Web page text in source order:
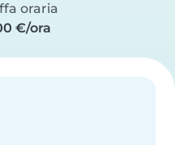
oraria
€/ora